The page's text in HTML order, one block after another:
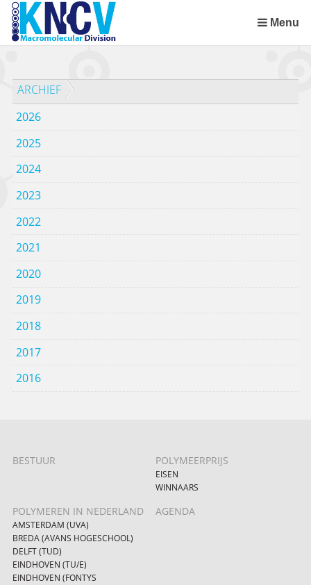
Sla
links
over
de
inhoud
Spring
naar
menu
Menu
ARCHIEF
2026
2025
2024
2023
2022
2021
2020
2019
2018
2017
2016
BESTUUR POLYMEERPRIJS
EISEN
WINNAARS
POLYMEREN IN NEDERLAND
AMSTERDAM (UVA)
BREDA (AVANS HOGESCHOOL)
DELFT (TUD)
EINDHOVEN (TU/E)
EINDHOVEN (FONTYS
AGENDA